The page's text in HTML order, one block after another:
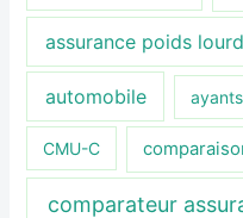
assurance poids
automobile
CMU-C
comparateur